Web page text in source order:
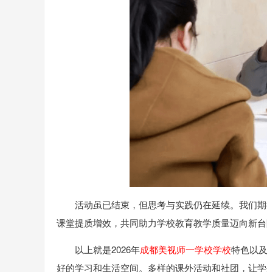
活动虽已结束，但思考与实践仍在延续。我们
课堂提质增效，共同助力学校教育教学质量迈向新台
以上就是2026年成都美视师一学校学校特色以
好的学习和生活空间。多样的课外活动和社团，让